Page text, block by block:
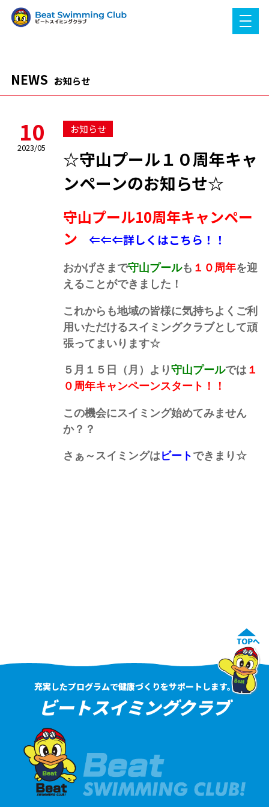
NEWS お知らせ
10
2023/05
お知らせ
☆守山プール１０周年キャ
ンペーンのお知らせ☆
守山プール10周年キャンペー
ン
⇐⇐⇐詳しくはこちら！！
おかげさまで守山プールも １０周年を迎
えることができました！
これからも地域の皆様に気持ちよくご利
用いただけるスイミングクラブとして頑
張ってまいります☆
５月１５日（月）より 守山プールでは １
０周年キャンペーンスタート！！
この機会にスイミング始めてみません
か？？
さぁ～スイミングはビート できまり☆
充実したプログラムで健康づくりをサポートします。
ビートスイミングクラブ